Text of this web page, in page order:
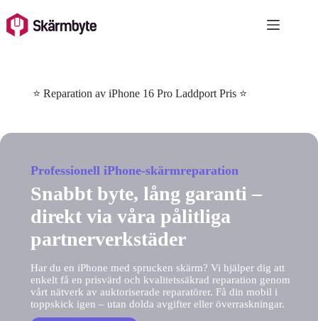
to
content
⭐ Reparation av iPhone 16 Pro Laddport Pris ⭐
Professionell iPhone-skärmreparation
Snabbt byte, lång garanti –
direkt via våra pålitliga
partnerverkstäder
Har du en iPhone med sprucken skärm? Vi hjälper dig att
enkelt få en prisvärd och kvalitetssäkrad reparation genom
vårt nätverk av auktoriserade reparatörer. Få din mobil i
toppskick igen – utan dolda avgifter eller överraskningar.